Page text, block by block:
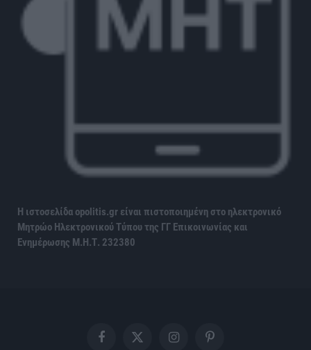
Η ιστοσελίδα opolitis.gr είναι πιστοποιημένη στο ηλεκτρονικό
Μητρώο Ηλεκτρονικού Τύπου της ΓΓ Επικοινωνίας και
Ενημέρωσης Μ.Η.Τ. 232380
FacebookX InstagramPinterest